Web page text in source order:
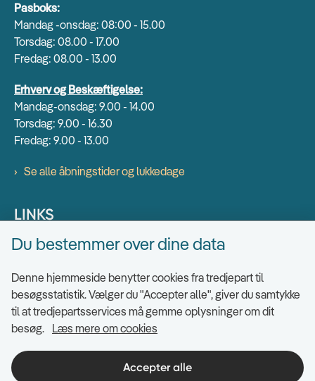
Pasboks:
Mandag -onsdag: 08:00 - 15.00
Torsdag: 08.00 - 17.00
Fredag: 08.00 - 13.00
Erhverv og Beskæftigelse:
Mandag-onsdag: 9.00 - 14.00
Torsdag: 9.00 - 16.30
Fredag: 9.00 - 13.00
Se alle åbningstider og lukkedage
LINKS
Find EAN numre
Send sikkert
Tilgængelighedserklæring
Cookies
Ris og ros til hjemmesiden
Indsigt i datahåndtering
Du bestemmer over dine data
Denne hjemmeside benytter cookies fra tredjepart til
besøgsstatistik. Vælger du "Accepter alle", giver du samtykke
til at tredjepartsservices må gemme oplysninger om dit
besøg. Læs mere om cookies
Accepter alle